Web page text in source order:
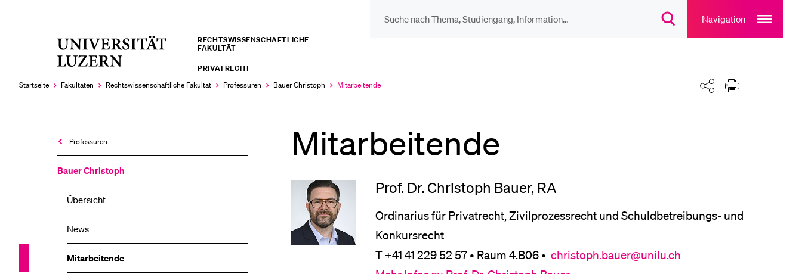
SuchdialogNavigation
main
navigation
Universität
RECHTS­­WISSENSCHAFTLICHE
FAKULTÄT
PRIVATRECHT
Startseite
Fakultäten Rechtswissenschaftliche Fakultät Professuren Bauer Christoph
Aktuell
Mitarbeitende Teilen Drucken
Professuren
Bauer Christoph
Übersicht
News
Mitarbeitende
Mitarbeitende
Prof. Dr. Christoph Bauer, RA
Ordinarius für Privatrecht, Zivilprozessrecht und Schuldbetreibungs- und
Konkursrecht
T +41 41 229 52 57 • Raum 4.B06 •christoph.bauer@unilu.ch
LETZTE SUCHEN
Sie haben noch keine Suche getätigt.
Schulklassen und
Studien­interessierte
Studierende
Forschende
Sportangebot